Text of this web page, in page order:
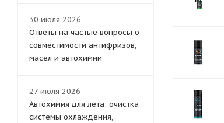
30 июля 2026
Ответы на частые вопросы о
совместимости антифризов,
масел и автохимии
27 июля 2026
Автохимия для лета: очистка
системы охлаждения,